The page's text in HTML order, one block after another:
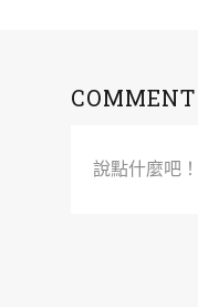
COMMENT
說點什麼吧！